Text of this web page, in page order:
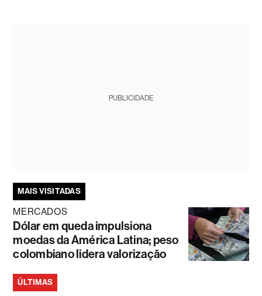
PUBLICIDADE
MAIS VISITADAS
MERCADOS
Dólar em queda impulsiona
moedas da América Latina; peso
colombiano lidera valorização
ÚLTIMAS